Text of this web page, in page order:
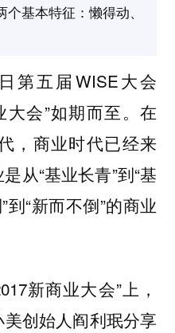
基本特征：懒得动、
第五届WISE大会
会”如期而至。在
，商业时代已经来
从“基业长青”到“基
到“新而不倒”的商业
新商业大会”上，
创始人阎利珉分享